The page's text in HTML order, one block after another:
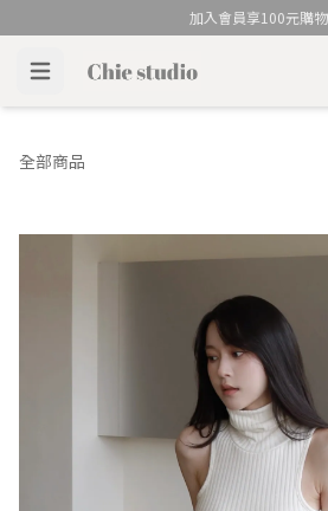
加入會員享100元購
全部商品